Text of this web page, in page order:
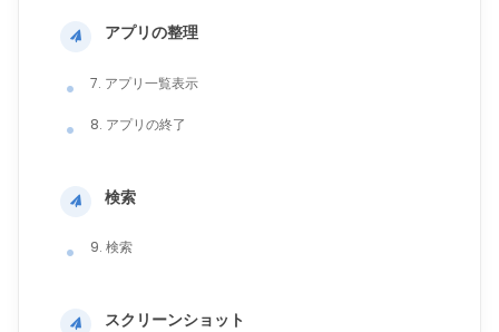
アプリの整理
7. アプリ一覧表示
8. アプリの終了
検索
9. 検索
スクリーンショット